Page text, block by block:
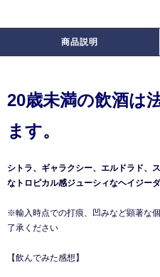
商品説明
20歳未満の飲酒は
ます。
シトラ、ギャラクシー、エルドラド、
なトロピカル感ジューシィなヘイジー
※輸入時点での打痕、凹みなど顕著な
了承ください
【飲んでみた感想】